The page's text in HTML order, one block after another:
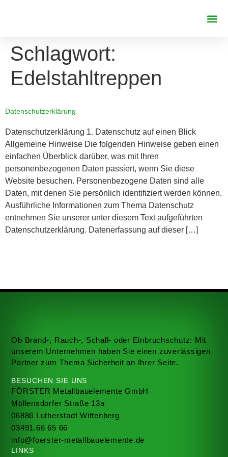
Schlagwort:
Edelstahltreppen
Datenschutzerklärung
Datenschutz­erklärung 1. Datenschutz auf einen Blick
Allgemeine Hinweise Die folgenden Hinweise geben einen
einfachen Überblick darüber, was mit Ihren
personenbezogenen Daten passiert, wenn Sie diese
Website besuchen. Personenbezogene Daten sind alle
Daten, mit denen Sie persönlich identifiziert werden können.
Ausführliche Informationen zum Thema Datenschutz
entnehmen Sie unserer unter diesem Text aufgeführten
Datenschutzerklärung. Datenerfassung auf dieser […]
Ob Brand-, Rauch-, Schall- oder Einbruchschutz: Mit
unserem Unternehmen haben Sie einen zuverlässigen
Partner zum Thema Sicherheit an Ihrer Seite.
BESUCHEN SIE UNS
FÖRSTER Metallbauelemente GmbH
Möllensdorfer Straße 13a
06886 Lutherstadt Wittenberg
03491.66 65 66
info@foerster-metallbauelemente.de
LINKS